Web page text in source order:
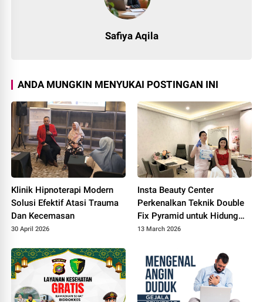
Safiya Aqila
ANDA MUNGKIN MENYUKAI POSTINGAN INI
Klinik Hipnoterapi Modern
Solusi Efektif Atasi Trauma
Dan Kecemasan
30 April 2026
Insta Beauty Center
Perkenalkan Teknik Double
Fix Pyramid untuk Hidung
Mancung
13 March 2026